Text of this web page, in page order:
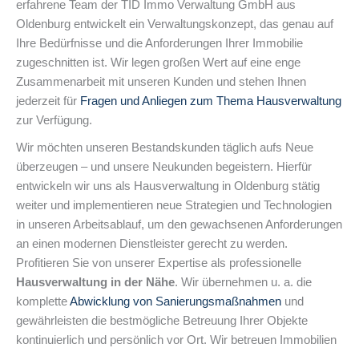
erfahrene Team der TID Immo Verwaltung GmbH aus
Oldenburg entwickelt ein Verwaltungskonzept, das genau auf
Ihre Bedürfnisse und die Anforderungen Ihrer Immobilie
zugeschnitten ist. Wir legen großen Wert auf eine enge
Zusammenarbeit mit unseren Kunden und stehen Ihnen
jederzeit für Fragen und Anliegen zum Thema Hausverwaltung
zur Verfügung.
Wir möchten unseren Bestandskunden täglich aufs Neue
überzeugen – und unsere Neukunden begeistern. Hierfür
entwickeln wir uns als Hausverwaltung in Oldenburg stätig
weiter und implementieren neue Strategien und Technologien
in unseren Arbeitsablauf, um den gewachsenen Anforderungen
an einen modernen Dienstleister gerecht zu werden.
Profitieren Sie von unserer Expertise als professionelle
Hausverwaltung in der Nähe. Wir übernehmen u. a. die
kompletteAbwicklung von Sanierungsmaßnahmen und
gewährleisten die bestmögliche Betreuung Ihrer Objekte
kontinuierlich und persönlich vor Ort. Wir betreuen Immobilien